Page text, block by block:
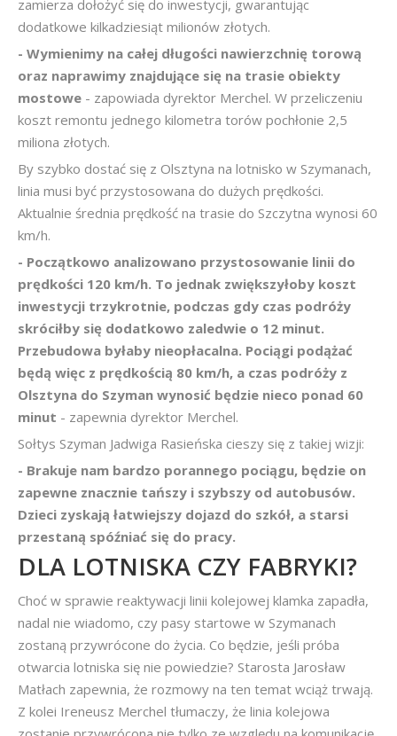
zamierza dołożyć się do inwestycji, gwarantując
dodatkowe kilkadziesiąt milionów złotych.
- Wymienimy na całej długości nawierzchnię torową
oraz naprawimy znajdujące się na trasie obiekty
mostowe - zapowiada dyrektor Merchel. W przeliczeniu
koszt remontu jednego kilometra torów pochłonie 2,5
miliona złotych.
By szybko dostać się z Olsztyna na lotnisko w Szymanach,
linia musi być przystosowana do dużych prędkości.
Aktualnie średnia prędkość na trasie do Szczytna wynosi 60
km/h.
- Początkowo analizowano przystosowanie linii do
prędkości 120 km/h. To jednak zwiększyłoby koszt
inwestycji trzykrotnie, podczas gdy czas podróży
skróciłby się dodatkowo zaledwie o 12 minut.
Przebudowa byłaby nieopłacalna. Pociągi podążać
będą więc z prędkością 80 km/h, a czas podróży z
Olsztyna do Szyman wynosić będzie nieco ponad 60
minut - zapewnia dyrektor Merchel.
Sołtys Szyman Jadwiga Rasieńska cieszy się z takiej wizji:
- Brakuje nam bardzo porannego pociągu, będzie on
zapewne znacznie tańszy i szybszy od autobusów.
Dzieci zyskają łatwiejszy dojazd do szkół, a starsi
przestaną spóźniać się do pracy.
DLA LOTNISKA CZY FABRYKI?
Choć w sprawie reaktywacji linii kolejowej klamka zapadła,
nadal nie wiadomo, czy pasy startowe w Szymanach
zostaną przywrócone do życia. Co będzie, jeśli próba
otwarcia lotniska się nie powiedzie? Starosta Jarosław
Matłach zapewnia, że rozmowy na ten temat wciąż trwają.
Z kolei Ireneusz Merchel tłumaczy, że linia kolejowa